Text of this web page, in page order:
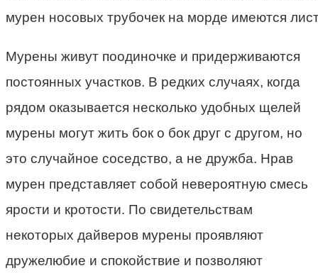
мурен носовых трубочек на морде имеются
Мурены живут поодиночке и придерживаются
постоянных участков. В редких случаях, когда
рядом оказывается несколько удобных щелей
мурены могут жить бок о бок друг с другом, но
это случайное соседство, а не дружба. Нрав
мурен представляет собой невероятную смесь
ярости и кротости. По свидетельствам
некоторых дайверов мурены проявляют
дружелюбие и спокойствие и позволяют